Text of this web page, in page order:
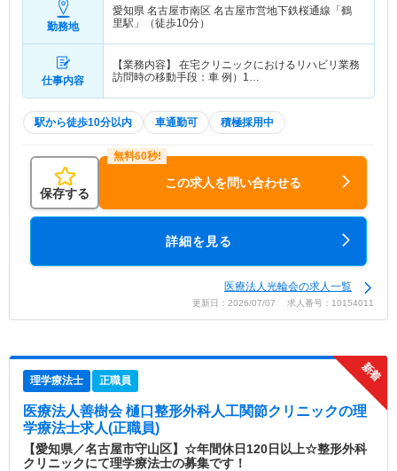
勤務地
愛知県 名古屋市南区 名古屋市営地下鉄桜通線「鶴
里駅」（徒歩10分）
仕事内容
【業務内容】 在宅クリニックにおけるリハビリ業務
訪問時の移動手段：車 例）1…
駅から徒歩10分以内 車通勤可 積極採用中
保存する
この求人を問い合わせる
詳細を見る
医療法人光輪会の求人一覧
更新日：2026/07/07 求人番号：10154011
理学療法士 正職員
医療法人善樹会 樋口整形外科人工関節クリニックの理
学療法士求人(正職員)
【愛知県／名古屋市守山区】☆年間休日120日以上☆整形外科
クリニックにて理学療法士の募集です！